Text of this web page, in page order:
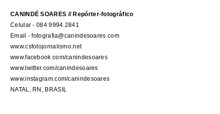
CANINDÉ SOARES // Repórter-fotográfico
Celular - 084 9994.2841
Email - fotografia@canindesoares.com
www.csfotojornalismo.net
www.facebook.com/canindesoares
www.twitter.com/canindesoares
www.instagram.com/canindesoares
NATAL, RN, BRASIL